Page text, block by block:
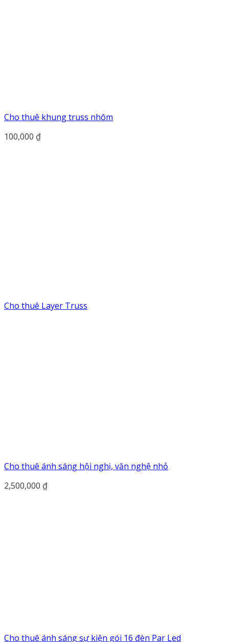
Cho thuê khung truss nhôm
100,000 ₫
Cho thuê Layer Truss
Cho thuê ánh sáng hội nghị, văn nghệ nhỏ
2,500,000 ₫
Cho thuê ánh sáng sự kiện gói 16 đèn Par Led